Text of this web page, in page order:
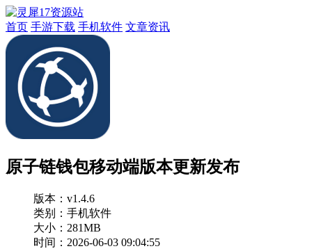
首页 手游下载 手机软件 文章资讯
原子链钱包移动端版本更新发布
版本： v1.4.6
类别：手机软件
大小：281MB
时间：2026-06-03 09:04:55